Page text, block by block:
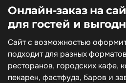
Онлайн-заказ на
для гостей и
Сайт с возможностью
подходит для разных
ресторанов, городских кафе,
пекарен, фастфуда, баров и